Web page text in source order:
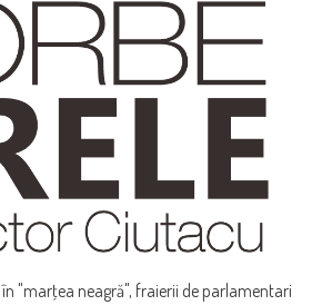
"marţea neagră", fraierii de parlamentari